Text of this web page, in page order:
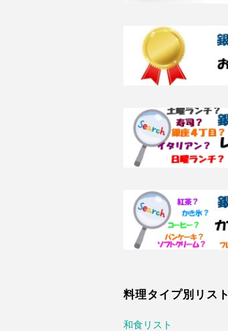
料理タイプ別リスト
和食リスト